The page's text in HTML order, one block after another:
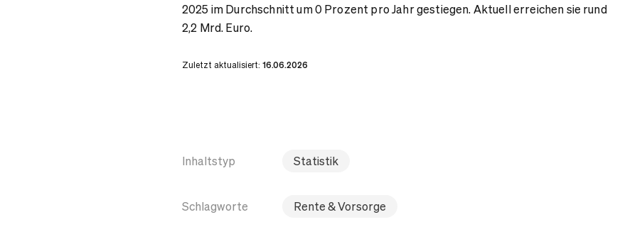
2025 im Durchschnitt um 0 Prozent pro Jahr gestiegen. Aktuell erreichen sie rund
2,2 Mrd. Euro.
Zuletzt aktualisiert: 16.06.2026
Inhaltstyp Statistik
Schlagworte Rente & Vorsorge